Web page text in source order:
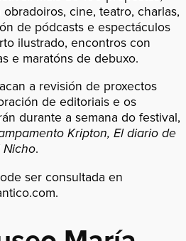
cine, teatro, charlas,
de pódcasts e espectáculos
ilustrado, encontros con
e maratóns de debuxo.
a revisión de proxectos
de editoriais e os
durante a semana do festival,
Kripton, El diario de
Nicho.
ser consultada en
.